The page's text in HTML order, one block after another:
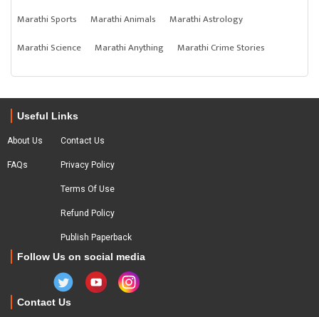
Marathi Sports
Marathi Animals
Marathi Astrology
Marathi Science
Marathi Anything Marathi Crime Stories
Useful Links
About Us
FAQs
Contact Us
Privacy Policy
Terms Of Use
Refund Policy
Publish Paperback
Follow Us on social media
Contact Us